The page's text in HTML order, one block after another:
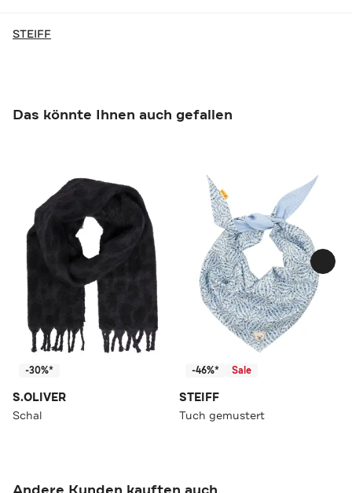
STEIFF
Das könnte Ihnen auch gefallen
-30%*
S.OLIVER
Schal
-46%* Sale
STEIFF
Tuch gemustert